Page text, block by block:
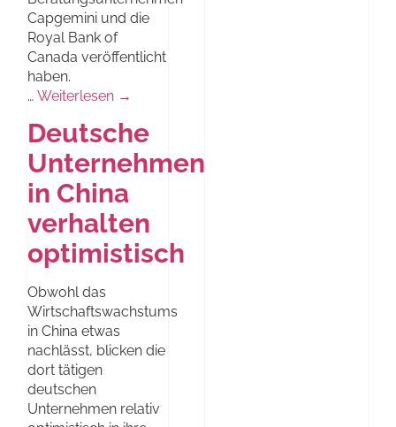
Capgemini und die
Royal Bank of
Canada veröffentlicht
haben.
… Weiterlesen →
Deutsche
Unternehmen
in China
verhalten
optimistisch
Obwohl das
Wirtschaftswachstums
in China etwas
nachlässt, blicken die
dort tätigen
deutschen
Unternehmen relativ